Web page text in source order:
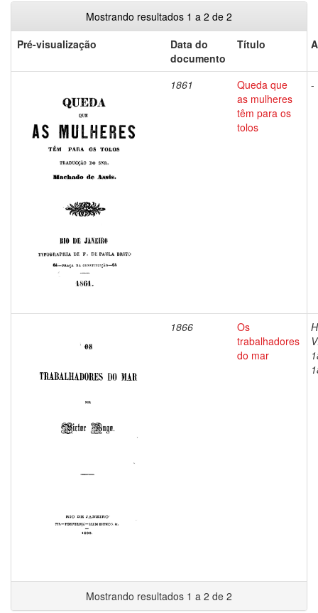
Mostrando resultados 1 a 2 de 2
Pré-visualização
Data do
documento
Título
1861
Queda que
as mulheres
têm para os
tolos
-
1866
Os
trabalhadores
do mar
Mostrando resultados 1 a 2 de 2